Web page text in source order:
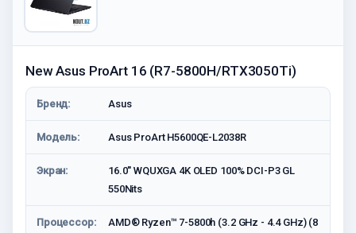
New Asus ProArt 16 (R7-5800H/RTX3050Ti)
Бренд: Asus
Модель: Asus ProArt H5600QE-L2038R
Экран:
16.0'' WQUXGA 4K OLED 100% DCI-P3 GL
550Nits
Процессор:
AMD® Ryzen™ 7-5800h (3.2 GHz - 4.4 GHz) (8